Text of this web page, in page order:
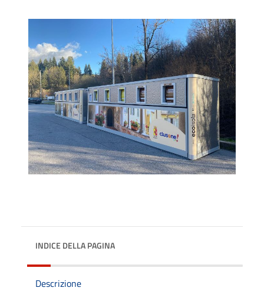
INDICE DELLA PAGINA
Descrizione